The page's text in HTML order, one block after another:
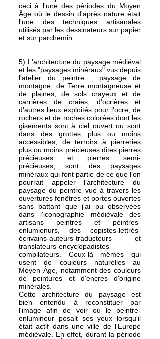
ceci à l'une des périodes du Moyen
Âge où le dessin d'après nature était
l'une des techniques artisanales
utilisés par les dessinateurs sur papier
et sur parchemin.
5) L'architecture du paysage médiéval
et les "paysages minéraux" vus depuis
l'atelier du peintre : paysage de
montagne, de Terre montagneuse et
de plaines, de sols crayeux et de
carrières de craies, d'ocrières et
d'autres lieux exploités pour l'ocre, de
rochers et de roches colorées dont les
gisements sont à ciel ouvert ou sont
dans des grottes plus ou moins
accessibles, de terroirs à pierreries
plus ou moins précieuses dites pierres
précieuses et pierres semi-
précieuses, sont des paysages
minéraux qui font partie de ce que l'on
pourrait appeler l'architecture du
paysage du peintre vue à travers les
ouvertures fenêtres et portes ouvertes
sans battant que j'ai pu observées
dans l'iconographie médiévale des
artisans peintres et peintres-
enlumienurs, des copistes-lettrés-
écrivains-auteurs-traducteurs et
translateurs-encyclopadistes-
compilateurs. Ceux-là mêmes qui
usent de couleurs naturelles au
Moyen Âge, notamment des couleurs
de peintures et d'encres d'origine
minérales.
Cette architecture du paysage est
bien entendu à reconstituer par
l'image afin de voir où le peintre-
enlumineur posait ses yeux lorsqu'il
était actif dans une ville de l'Europe
médiévale. En effet, durant la période